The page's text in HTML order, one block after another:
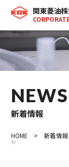
関東菱油
NEWS
新着情報
HOME >新着情報
✨